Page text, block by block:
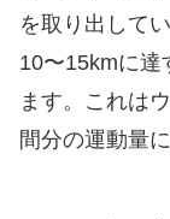
を取り出して
10〜15kmに達
ます。これは
間分の運動量